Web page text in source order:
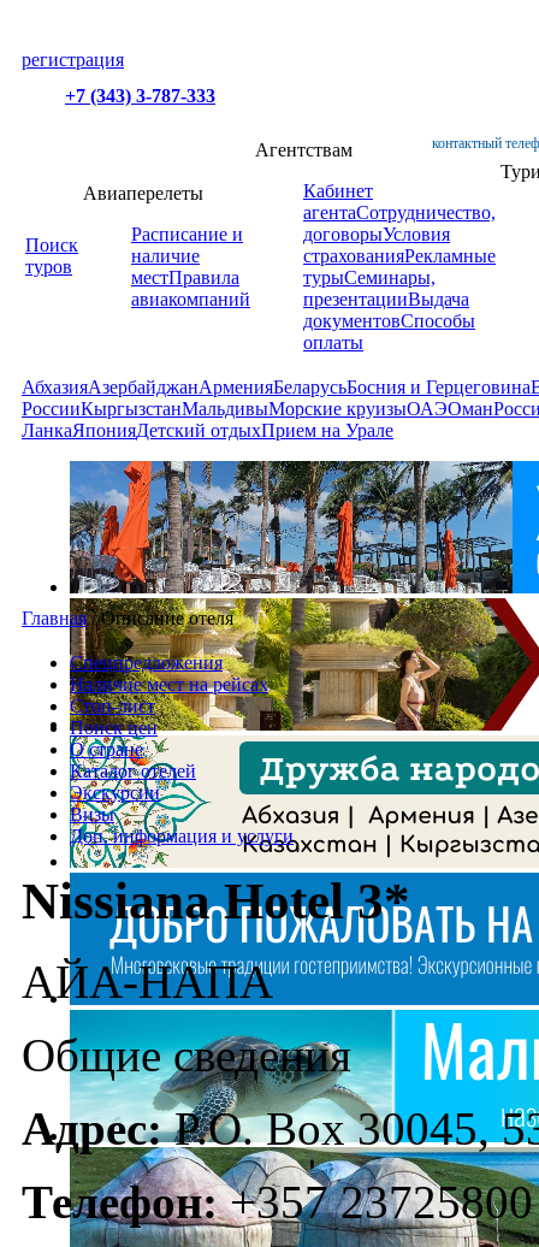
регистрация
+7 (343) 3-787-333
контактный
Поиск
туров
Авиаперелеты
Расписание и
наличие
местПравила
авиакомпаний
Агентствам
Кабинет
агентаСотрудничество,
договорыУсловия
страхованияРекламные
турыСеминары,
презентацииВыдача
документовСпособы
оплаты
АбхазияАзербайджанАрменияБеларусьБосния и Герцеговина
РоссииКыргызстанМальдивыМорские круизыОАЭОман
ЛанкаЯпонияДетский отдыхПрием на Урале
Главная /Описание отеля
Спецпредложения
Наличие мест на рейсах
Стоп-лист
Поиск цен
О стране
Каталог отелей
Экскурсии
Визы
Доп. информация и услуги
Nissiana Hotel 3*
АЙА-НАПА
Общие сведения
Адрес:P.O. Box 30045,
Телефон:+357 23725800